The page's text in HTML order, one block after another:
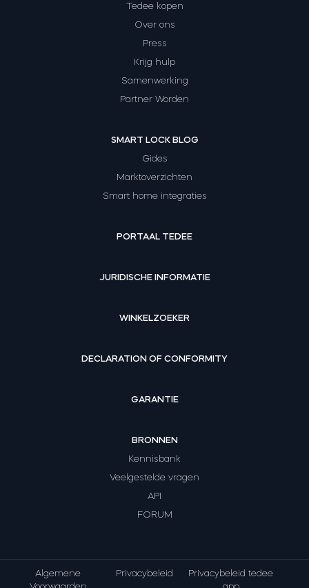
Tedee kopen
Over ons
Press
Krijg hulp
Samenwerking
Partner Worden
SMART LOCK BLOG
Gides
Marktoverzichten
Smart home integraties
PORTAAL TEDEE
JURIDISCHE INFORMATIE
WINKELZOEKER
DECLARATION OF CONFORMITY
GARANTIE
BRONNEN
Kennisbank
Veelgestelde vragen
API
FORUM
Algemene
Voorwaarden
Privacybeleid
Privacybeleid tedee
app